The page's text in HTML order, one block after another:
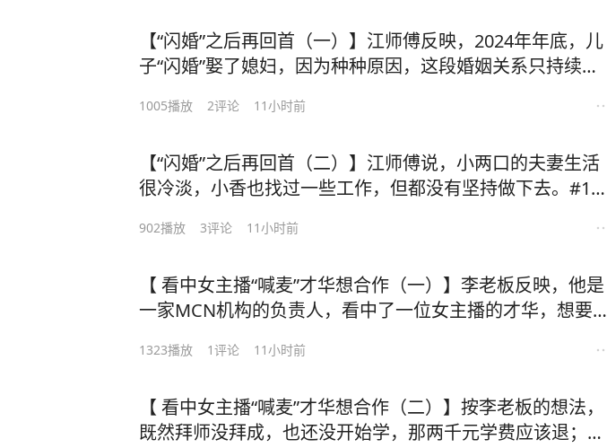
【“闪婚”之后再回首（一）】江师傅反映，2024年年底，儿
子“闪婚”娶了媳妇，因为种种原因，这段婚姻关系只持续了
令人怀疑。#1818黄金眼 #闪婚 #婚姻姻 #浙江dou知道 #媒
1005播放 2评论 11小时前
【“闪婚”之后再回首（二）】江师傅说，小两口的夫妻生活
很冷淡，小香也找过一些工作，但都没有坚持做下去。#181
902播放 3评论 11小时前
【 看中女主播“喊麦”才华想合作（一）】李老板反映，他是
一家MCN机构的负责人，看中了一位女主播的才华，想要和
聊，又要他再转钱。李老板感觉自己被骗了。#1818黄金眼
1323播放 1评论 11小时前
【 看中女主播“喊麦”才华想合作（二）】按李老板的想法，
既然拜师没拜成，也还没开始学，那两千元学费应该退；既